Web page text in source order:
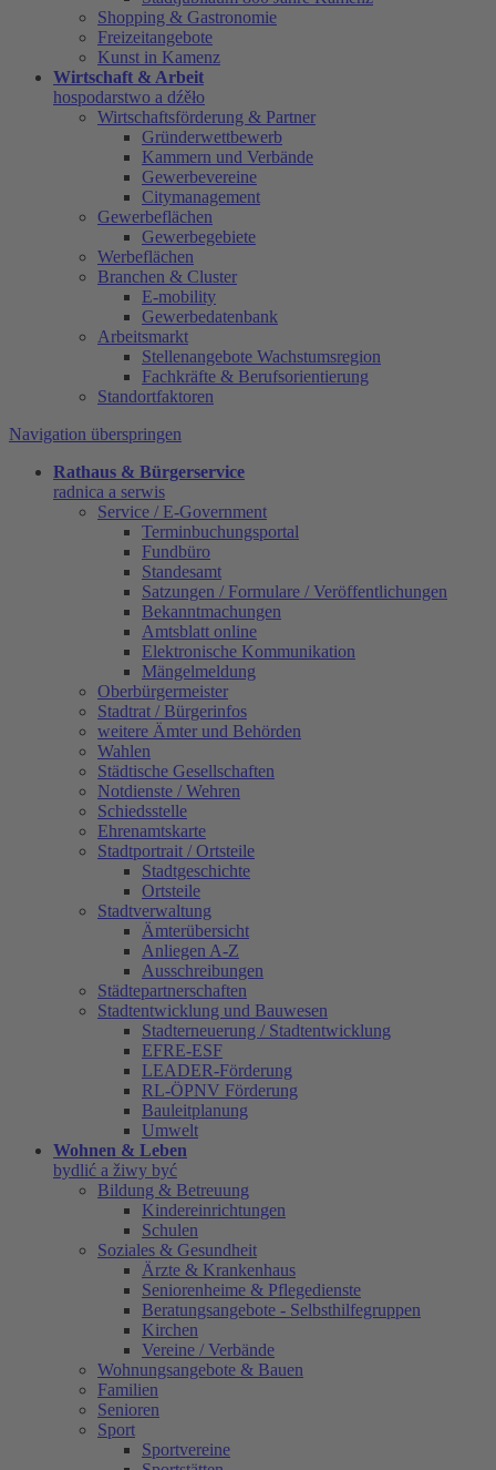
Shopping & Gastronomie
Freizeitangebote
Kunst in Kamenz
Wirtschaft & Arbeit
hospodarstwo a dźěło
Wirtschaftsförderung & Partner
Gründerwettbewerb
Kammern und Verbände
Gewerbevereine
Citymanagement
Gewerbeflächen
Gewerbegebiete
Werbeflächen
Branchen & Cluster
E-mobility
Gewerbedatenbank
Arbeitsmarkt
Stellenangebote Wachstumsregion
Fachkräfte & Berufsorientierung
Standortfaktoren
Navigation überspringen
Rathaus & Bürgerservice
radnica a serwis
Service / E-Government
Terminbuchungsportal
Fundbüro
Standesamt
Satzungen / Formulare / Veröffentlichungen
Bekanntmachungen
Amtsblatt online
Elektronische Kommunikation
Mängelmeldung
Oberbürgermeister
Stadtrat / Bürgerinfos
weitere Ämter und Behörden
Wahlen
Städtische Gesellschaften
Notdienste / Wehren
Schiedsstelle
Ehrenamtskarte
Stadtportrait / Ortsteile
Stadtgeschichte
Ortsteile
Stadtverwaltung
Ämterübersicht
Anliegen A-Z
Ausschreibungen
Städtepartnerschaften
Stadtentwicklung und Bauwesen
Stadterneuerung / Stadtentwicklung
EFRE-ESF
LEADER-Förderung
RL-ÖPNV Förderung
Bauleitplanung
Umwelt
Wohnen & Leben
bydlić a žiwy być
Bildung & Betreuung
Kindereinrichtungen
Schulen
Soziales & Gesundheit
Ärzte & Krankenhaus
Seniorenheime & Pflegedienste
Beratungsangebote - Selbsthilfegruppen
Kirchen
Vereine / Verbände
Wohnungsangebote & Bauen
Familien
Senioren
Sport
Sportvereine